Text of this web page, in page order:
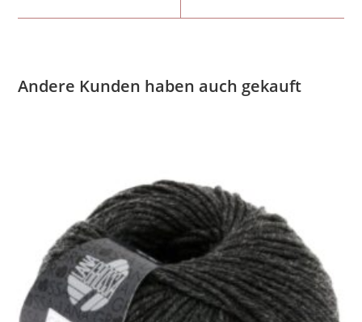
Andere Kunden haben auch gekauft